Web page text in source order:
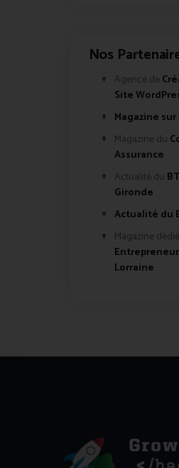
Nos
Agence de
Site
Magazine sur
Magazine du
Assurance
Actualité du
Gironde
Actualité du
Magazine
Lorraine